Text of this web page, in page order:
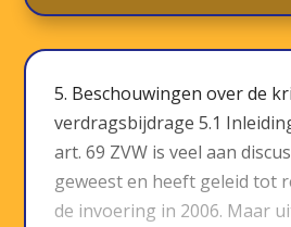
5. Beschouwingen over de
verdragsbijdrage 5.1
art. 69 ZVW is veel aan
geweest en heeft geleid tot
de invoering in 2006. Maar